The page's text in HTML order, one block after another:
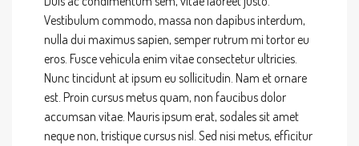
Vestibulum commodo, massa non dapibus interdum,
nulla dui maximus sapien, semper rutrum mi tortor eu
eros. Fusce vehicula enim vitae consectetur ultricies.
Nunc tincidunt at ipsum eu sollicitudin. Nam et ornare
est. Proin cursus metus quam, non faucibus dolor
accumsan vitae. Mauris ipsum erat, sodales sit amet
neque non, tristique cursus nisl. Sed nisi metus, efficitur